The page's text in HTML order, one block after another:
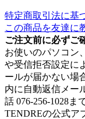
特定商取引法に基
この商品を友達に
ご注文前に必ずご
お使いのパソコン
や受信拒否設定に
ールが届かない場
内に自動返信メー
話 076-256-1028ま
TENDREの公式ア